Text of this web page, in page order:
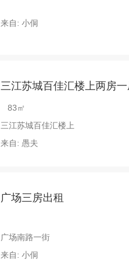
来自: 小侗
83㎡
三江苏城百佳汇楼上
来自: 愚夫
广场三房出租
广场南路一街
来自: 小侗